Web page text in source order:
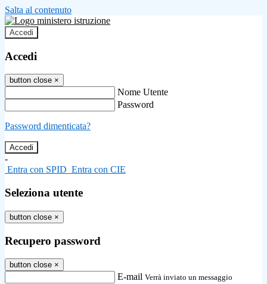
Salta al contenuto
Accedi
Accedi
button close ×
Nome Utente
Password
Password dimenticata?
-
Entra con SPID Entra con CIE
Seleziona utente
button close ×
Recupero password
button close ×
E-mail Verrà inviato un messaggio